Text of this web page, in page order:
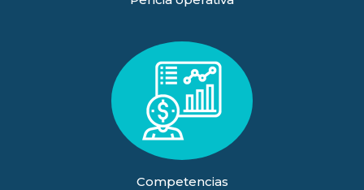
Competencias